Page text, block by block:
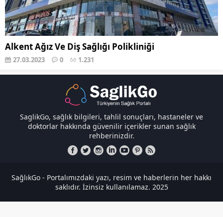
Alkent Ağız Ve Diş Sağlığı Polikliniği
27.03.2023 0 1.231
SaglikGo, sağlık bilgileri, tahlil sonuçları, hastaneler ve
doktorlar hakkında güvenilir içerikler sunan sağlık
rehberinizdir.
SağlıkGo - Portalımızdaki yazı, resim ve haberlerin her hakkı
saklıdır. İzinsiz kullanılamaz. 2025